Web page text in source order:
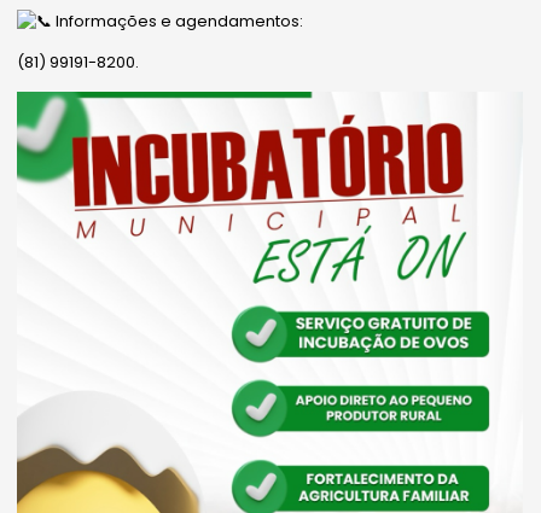
Informações e agendamentos:
(81) 99191-8200.